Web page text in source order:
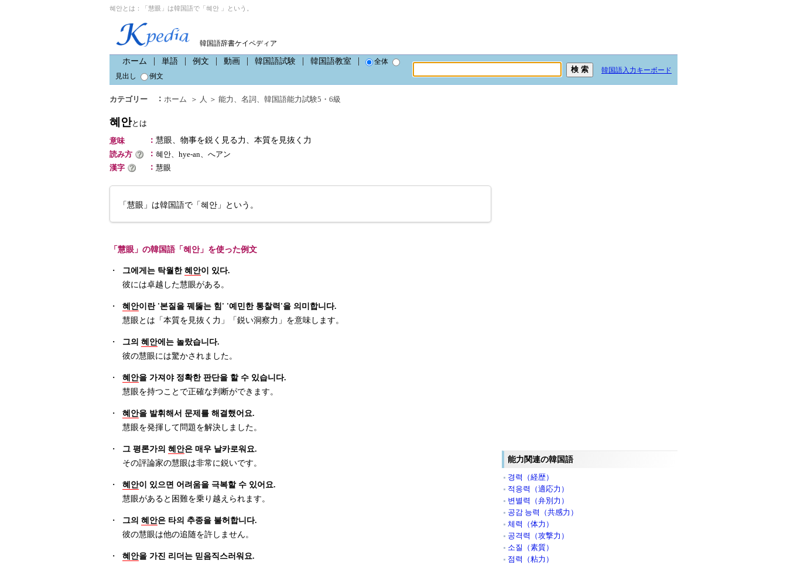
혜안とは：「慧眼」は韓国語で「혜안 」という。
韓国語辞書ケイペディア
ホーム 単語 例文 動画 韓国語試験 韓国語教室
全体
見出し
例文
韓国語入力キーボード
カテゴリー ： ホーム ＞ 人 ＞ 能力 、 名詞 、 韓国語能力試験5・6級
혜안とは
意味
： 慧眼、物事を鋭く見る力、本質を見抜く力
読み方
： 혜안、hye-an、へアン
漢字
： 慧眼
「慧眼」は韓国語で「혜안」という。
「慧眼」の韓国語「혜안」を使った例文
・ 그에게는 탁월한 혜안이 있다.
彼には卓越した慧眼がある。
・ 혜안이란 '본질을 꿰뚫는 힘' '예민한 통찰력'을 의미합니다.
慧眼とは「本質を見抜く力」「鋭い洞察力」を意味します。
・ 그의 혜안에는 놀랐습니다.
彼の慧眼には驚かされました。
・ 혜안을 가져야 정확한 판단을 할 수 있습니다.
慧眼を持つことで正確な判断ができます。
・ 혜안을 발휘해서 문제를 해결했어요.
慧眼を発揮して問題を解決しました。
・ 그 평론가의 혜안은 매우 날카로워요.
その評論家の慧眼は非常に鋭いです。
・ 혜안이 있으면 어려움을 극복할 수 있어요.
慧眼があると困難を乗り越えられます。
・ 그의 혜안은 타의 추종을 불허합니다.
彼の慧眼は他の追随を許しません。
・ 혜안을 가진 리더는 믿음직스러워요.
能力関連の韓国語
경력（経歴）
적응력（適応力）
변별력（弁別力）
공감 능력（共感力）
체력（体力）
공격력（攻撃力）
소질（素質）
점력（粘力）